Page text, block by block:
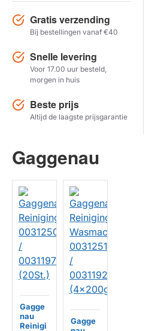
TOON PRODUCTEN
Gratis verzending
Bij bestellingen vanaf €40
Snelle levering
Voor 17.00 uur besteld,
morgen in huis
Beste prijs
Altijd de laagste prijsgarantie
Gaggenau
Gagge
nau
Reinigi
Gagge